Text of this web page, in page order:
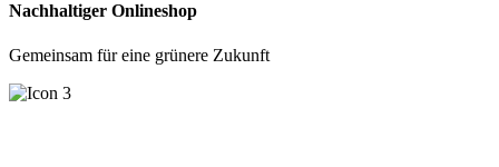
Nachhaltiger Onlineshop
Gemeinsam für eine grünere Zukunft